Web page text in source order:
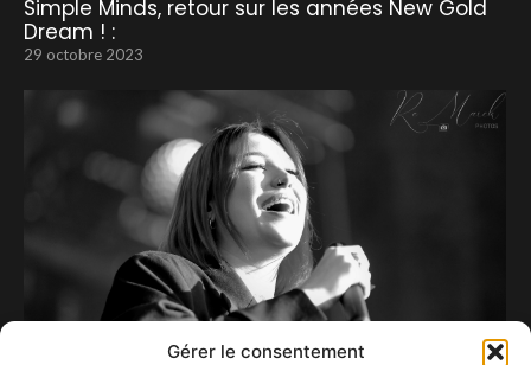
Gérer le consentement
Simple Minds, retour sur les années New Gold
Dream ! :
29 octobre 2023